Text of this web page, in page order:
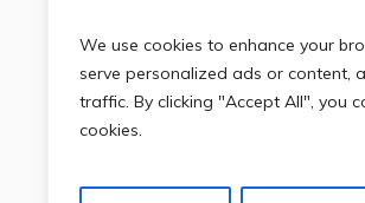
We use cookies to enhance your
serve personalized ads or content,
traffic. By clicking "Accept All", you
cookies.